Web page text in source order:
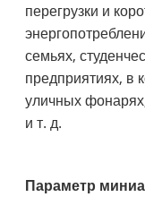
перегрузки и
семьях,
предприятиях, в
уличных
и т. д.
Параметр